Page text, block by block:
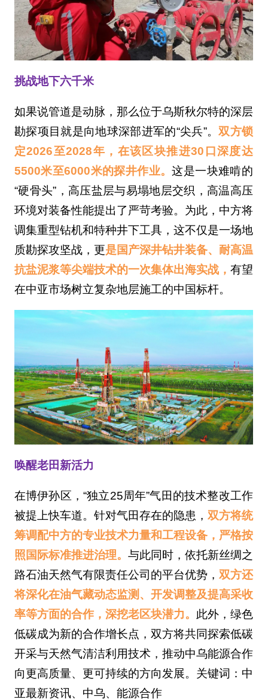
挑战地下六千米
如果说管道是动脉，那么位于乌斯秋尔特的深层
勘探项目就是向地球深部进军的“尖兵”。双方锁
定2026至2028年，在该区块推进30口深度达
5500米至6000米的探井作业。这是一块难啃的
“硬骨头”，高压盐层与易塌地层交织，高温高压
环境对装备性能提出了严苛考验。为此，中方将
调集重型钻机和特种井下工具，这不仅是一场地
质勘探攻坚战，更是国产深井钻井装备、耐高温
抗盐泥浆等尖端技术的一次集体出海实战， 有望
在中亚市场树立复杂地层施工的中国标杆。
唤醒老田新活力
在博伊孙区，“独立25周年”气田的技术整改工作
被提上快车道。针对气田存在的隐患， 双方将统
筹调配中方的专业技术力量和工程设备，严格按
照国际标准推进治理。 与此同时，依托新丝绸之
路石油天然气有限责任公司的平台优势， 双方还
将深化在油气藏动态监测、开发调整及提高采收
率等方面的合作，深挖老区块潜力。 此外，绿色
低碳成为新的合作增长点，双方将共同探索低碳
开采与天然气清洁利用技术，推动中乌能源合作
向更高质量、更可持续的方向发展。关键词：中
亚最新资讯、中乌、能源合作